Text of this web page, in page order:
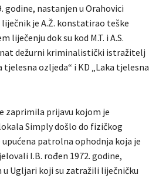
godine, nastanjen u Orahovici
je A.Ž. konstatirao teške
liječenju dok su kod M.T. i A.S.
dežurni kriminalistički istražitelj
tjelesna ozljeda“ i KD „Laka tjelesna
zaprimila prijavu kojom je
Simply došlo do fizičkog
patrolna ophodnja koja je
I.B. rođen 1972. godine,
u Ugljari koji su zatražili liječničku